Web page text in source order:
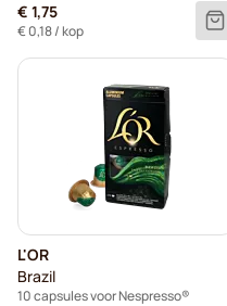
€ 1,75
€ 0,18/ kop
L'OR
Brazil
10 capsules voor Nespresso®